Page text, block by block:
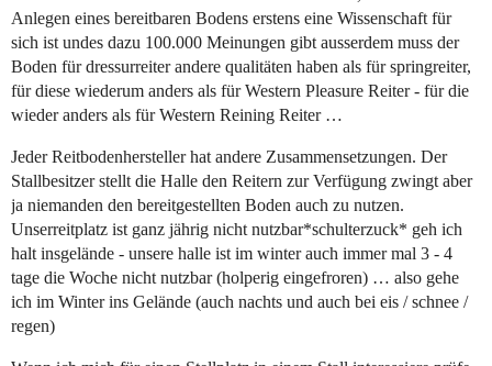
Anlegen eines bereitbaren Bodens erstens eine Wissenschaft für
sich ist undes dazu 100.000 Meinungen gibt ausserdem muss der
Boden für dressurreiter andere qualitäten haben als für springreiter,
für diese wiederum anders als für Western Pleasure Reiter - für die
wieder anders als für Western Reining Reiter …
Jeder Reitbodenhersteller hat andere Zusammensetzungen. Der
Stallbesitzer stellt die Halle den Reitern zur Verfügung zwingt aber
ja niemanden den bereitgestellten Boden auch zu nutzen.
Unserreitplatz ist ganz jährig nicht nutzbar*schulterzuck* geh ich
halt insgelände - unsere halle ist im winter auch immer mal 3 - 4
tage die Woche nicht nutzbar (holperig eingefroren) … also gehe
ich im Winter ins Gelände (auch nachts und auch bei eis / schnee /
regen)